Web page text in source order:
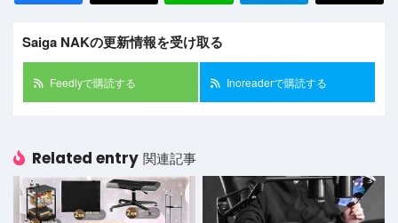
Saiga NAKの更新情報を受け取る
Feedlyで購読する Inoreaderで購読する
Related entry 関連記事